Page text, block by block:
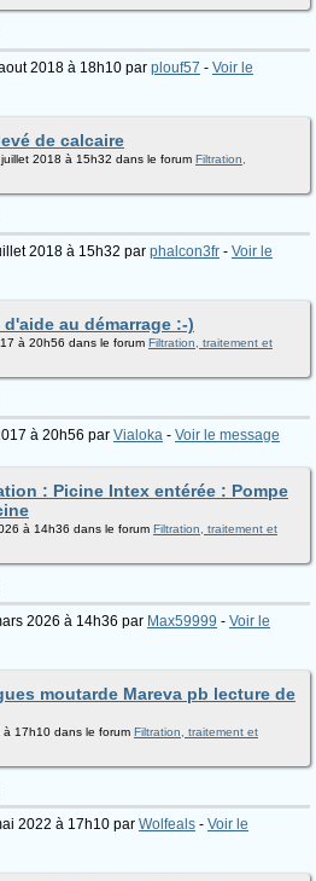
2018 à 18h10 par plouf57 - Voir le
de calcaire
2018 à 15h32 dans le forum Filtration,
2018 à 15h32 par phalcon3fr - Voir le
au démarrage :-)
à 20h56 dans le forum Filtration, traitement et
à 20h56 par Vialoka - Voir le message
: Picine Intex entérée : Pompe
à 14h36 dans le forum Filtration, traitement et
2026 à 14h36 par Max59999 - Voir le
moutarde Mareva pb lecture de
17h10 dans le forum Filtration, traitement et
2022 à 17h10 par Wolfeals - Voir le